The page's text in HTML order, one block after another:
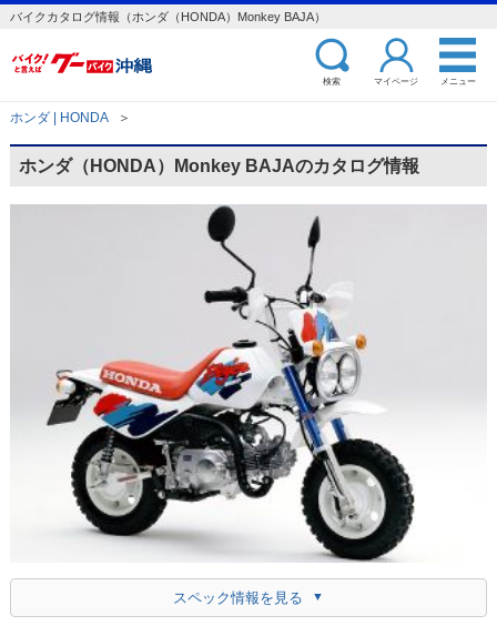
バイクカタログ情報（ホンダ（HONDA）Monkey BAJA）
検索 マイページ メニュー
ホンダ | HONDA ＞
ホンダ（HONDA）Monkey BAJAのカタログ情報
スペック情報を見る